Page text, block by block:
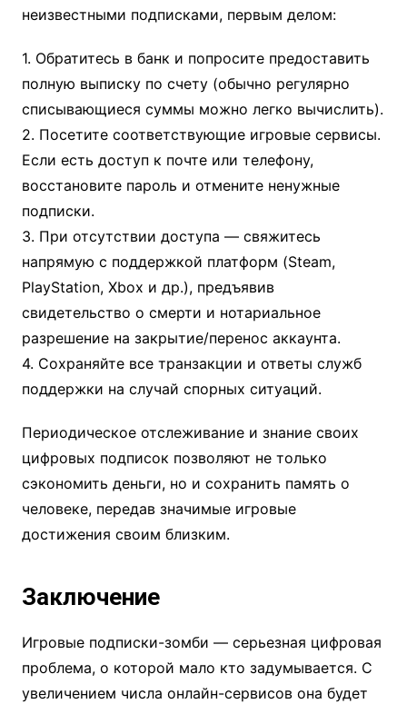
неизвестными подписками, первым делом:
1. Обратитесь в банк и попросите предоставить
полную выписку по счету (обычно регулярно
списывающиеся суммы можно легко вычислить).
2. Посетите соответствующие игровые сервисы.
Если есть доступ к почте или телефону,
восстановите пароль и отмените ненужные
подписки.
3. При отсутствии доступа — свяжитесь
напрямую с поддержкой платформ (Steam,
PlayStation, Xbox и др.), предъявив
свидетельство о смерти и нотариальное
разрешение на закрытие/перенос аккаунта.
4. Сохраняйте все транзакции и ответы служб
поддержки на случай спорных ситуаций.
Периодическое отслеживание и знание своих
цифровых подписок позволяют не только
сэкономить деньги, но и сохранить память о
человеке, передав значимые игровые
достижения своим близким.
Заключение
Игровые подписки-зомби — серьезная цифровая
проблема, о которой мало кто задумывается. С
увеличением числа онлайн-сервисов она будет